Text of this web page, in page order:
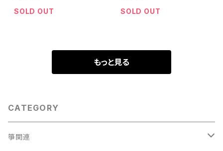
SOLD OUT
SOLD OUT
もっと見る
CATEGORY
箏関連